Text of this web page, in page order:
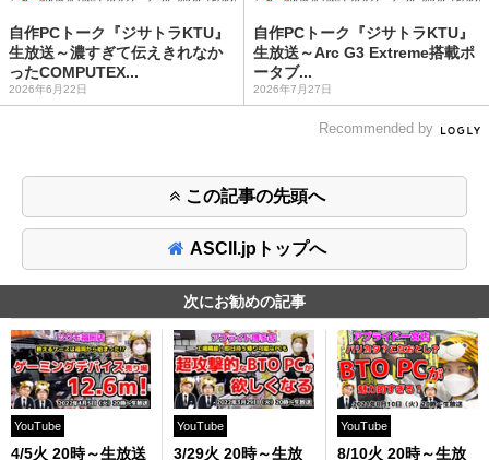
自作PCトーク『ジサトラKTU』
生放送～濃すぎて伝えきれなか
ったCOMPUTEX...
2026年6月22日
自作PCトーク『ジサトラKTU』
生放送～Arc G3 Extreme搭載ポ
ータブ...
2026年7月27日
Recommended by
この記事の先頭へ
ASCII.jpトップへ
次にお勧めの記事
YouTube
4/5火 20時～生放送
YouTube
3/29火 20時～生放
YouTube
8/10火 20時～生放